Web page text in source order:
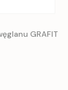
GRAFIT